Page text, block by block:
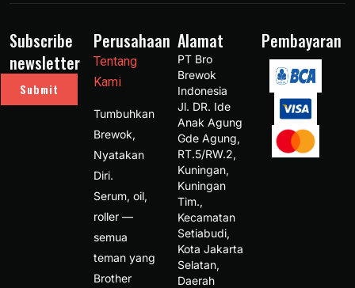
Subscribe
newsletter
Submit
Perusahaan
Tentang
Kami
Tumbuhkan
Brewok,
Nyatakan
Diri.
Serum, oil,
roller —
semua
teman yang
Brother
Alamat
PT Bro
Brewok
Indonesia
Jl. DR. Ide
Anak Agung
Gde Agung,
RT.5/RW.2,
Kuningan,
Kuningan
Tim.,
Kecamatan
Setiabudi,
Kota Jakarta
Selatan,
Daerah
Pembayaran